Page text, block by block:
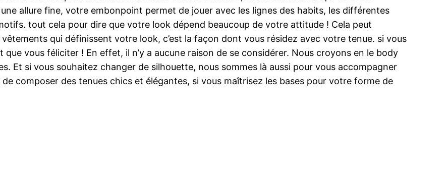
allure fine, votre embonpoint permet de jouer avec les lignes des habits, les différentes
tout cela pour dire que votre look dépend beaucoup de votre attitude ! Cela peut
qui définissent votre look, c’est la façon dont vous résidez avec votre tenue. si vous
vous féliciter ! En effet, il n’y a aucune raison de se considérer. Nous croyons en le body
Et si vous souhaitez changer de silhouette, nous sommes là aussi pour vous accompagner
de composer des tenues chics et élégantes, si vous maîtrisez les bases pour votre forme de